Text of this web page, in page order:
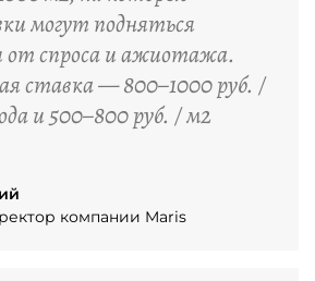
могут подняться
от спроса и ажиотажа.
ставка — 800–1000 руб. /
и 500–800 руб. / м2
компании Maris